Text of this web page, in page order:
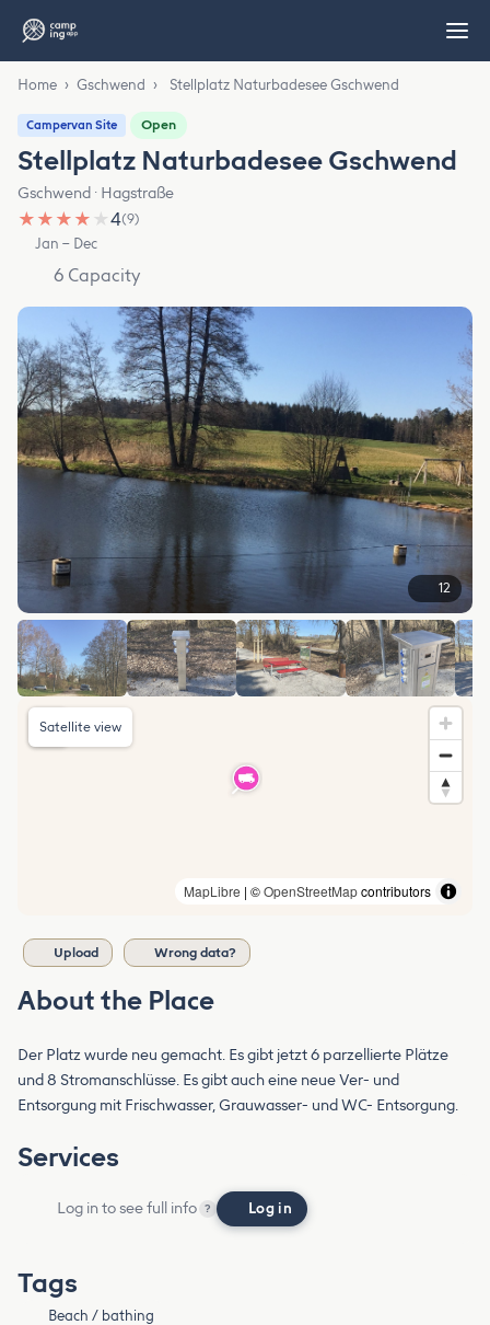
Home › Gschwend › Stellplatz Naturbadesee Gschwend
Campervan Site Open
Stellplatz Naturbadesee Gschwend
Gschwend · Hagstraße
★ ★ ★ ★ ★4(9)
Jan – Dec
6 Capacity
12
MapLibre | ©OpenStreetMapcontributors
Satellite view
Upload Wrong data?
About the Place
Der Platz wurde neu gemacht. Es gibt jetzt 6 parzellierte Plätze
und 8 Stromanschlüsse. Es gibt auch eine neue Ver- und
Entsorgung mit Frischwasser, Grauwasser- und WC- Entsorgung.
Services
Log in to see full info ? Log in
Tags
Beach / bathing